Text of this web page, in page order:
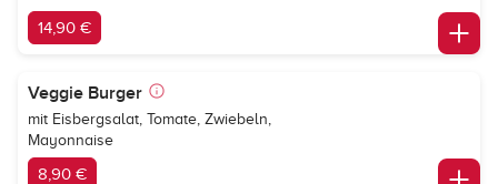
14,90 €
Veggie Burger
mit Eisbergsalat, Tomate, Zwiebeln,
Mayonnaise
8,90 €